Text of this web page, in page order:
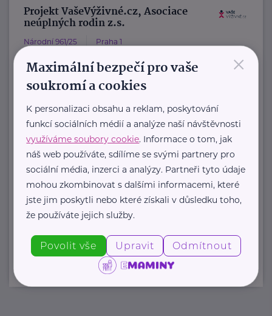
Projekt VašeVýživné.cz, Asociace
neúplných rodin z.s.
Národní 961/25 Praha 1
VašeVýživné.cz
je asistenční program, který pod
s. pomáhá rodičům získat ...
https://www.vasevyzivne.cz/
+420 800 400 441
info@vasevyzivne.cz
Zobrazit přehled společností
×
Maximální bezpečí pro vaše
soukromí a cookies
K personalizaci obsahu a reklam, poskytování
funkcí sociálních médií a analýze naší návštěvnosti
využíváme soubory cookie. Informace o tom, jak
náš web používáte, sdílíme se svými partnery pro
sociální média, inzerci a analýzy. Partneři tyto údaje
mohou zkombinovat s dalšími informacemi, které
jste jim poskytli nebo které získali v důsledku toho,
že používáte jejich služby.
Povolit vše Upravit Odmítnout